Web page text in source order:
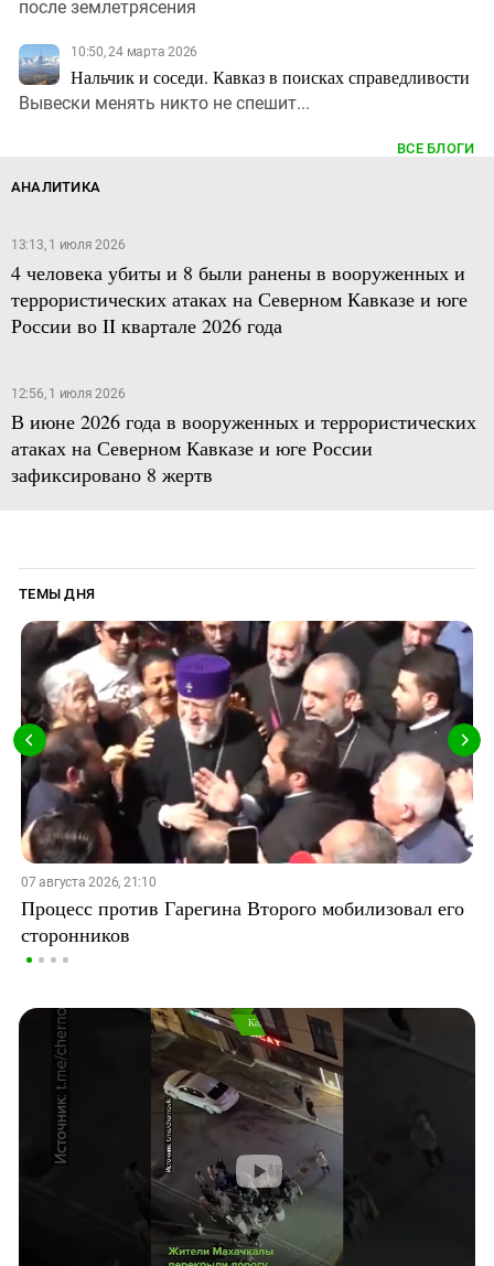
после землетрясения
10:50, 24 марта 2026
Нальчик и соседи. Кавказ в поисках справедливости
Вывески менять никто не спешит...
ВСЕ БЛОГИ
АНАЛИТИКА
13:13, 1 июля 2026
4 человека убиты и 8 были ранены в вооруженных и
террористических атаках на Северном Кавказе и юге
России во II квартале 2026 года
12:56, 1 июля 2026
В июне 2026 года в вооруженных и террористических
атаках на Северном Кавказе и юге России
зафиксировано 8 жертв
ТЕМЫ ДНЯ
07 августа 2026, 21:10
Процесс против Гарегина Второго мобилизовал его
сторонников